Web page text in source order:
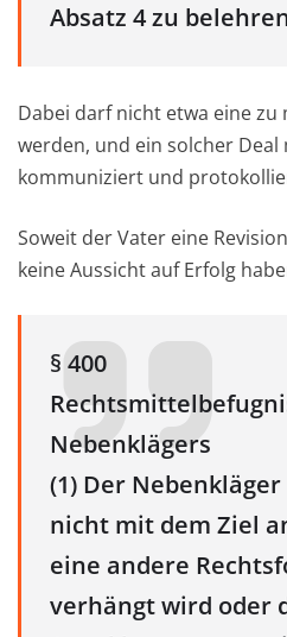
Absatz 4 zu
Dabei darf nicht etwa eine
werden, und ein solcher Deal
kommuniziert und
Soweit der Vater eine
keine Aussicht auf Erfolg
§ 400
Nebenklägers
(1) Der
nicht mit dem Ziel
eine andere
verhängt wird oder